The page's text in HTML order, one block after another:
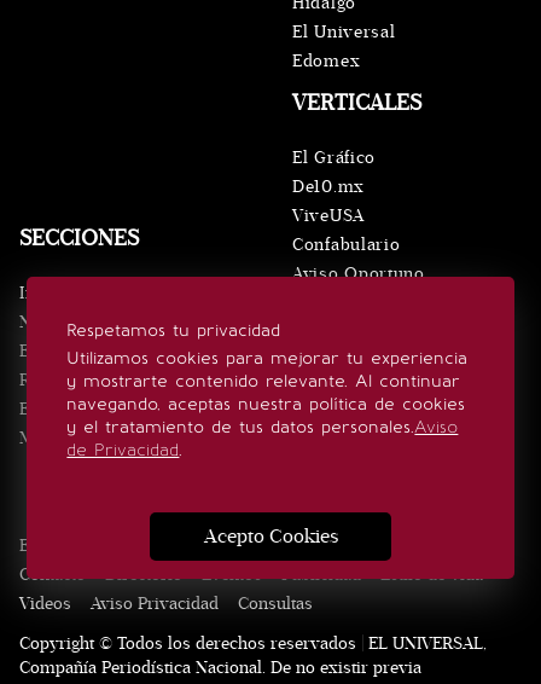
Respetamos tu privacidad
Utilizamos cookies para mejorar tu experiencia
y mostrarte contenido relevante. Al continuar
navegando, aceptas nuestra política de cookies
y el tratamiento de tus datos personales.Aviso
de Privacidad.
Acepto Cookies
SECCIONES
Inicio
Noticias
Eventos
Realeza
Estilo de vida
Minuto x Minuto
VERTICALES
El Gráfico
De10.mx
ViveUSA
Confabulario
Aviso Oportuno
El Universal
Edomex
SÍGUENOS
Edición Impresa Noticias Quiénes somos
Contacto
Directorio Eventos Publicidad
Estilo de vida
Videos
Aviso Privacidad
Consultas
Copyright © Todos los derechos reservados | EL UNIVERSAL,
Compañía Periodística Nacional. De no existir previa